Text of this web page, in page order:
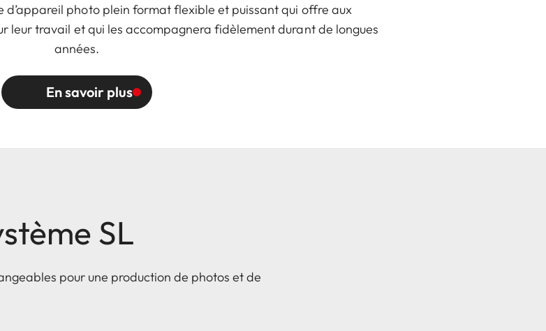
d’appareil photo plein format flexible et puissant qui offre aux
leur travail et qui les accompagnera fidèlement durant de longues
années.
En savoir plus
SL
pour une production de photos et de